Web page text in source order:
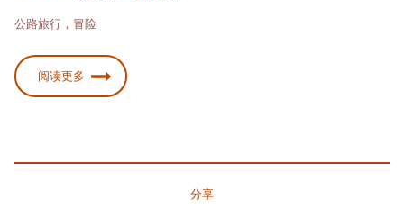
公路旅行，冒险
阅读更多
分享